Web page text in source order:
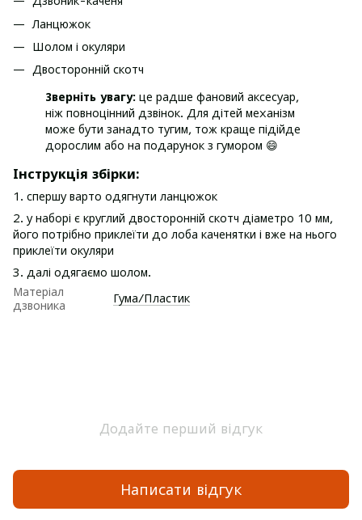
Ланцюжок
Шолом і окуляри
Двосторонній скотч
Зверніть увагу: це радше фановий аксесуар,
ніж повноцінний дзвінок. Для дітей механізм
може бути занадто тугим, тож краще підійде
дорослим або на подарунок з гумором 😄
Інструкція збірки:
1. спершу варто одягнути ланцюжок
2. у наборі є круглий двосторонній скотч діаметро 10 мм,
його потрібно приклеїти до лоба каченятки і вже на нього
приклеїти окуляри
3. далі одягаємо шолом.
Матеріал
дзвоника
Гума/Пластик
Додайте перший відгук
Написати відгук